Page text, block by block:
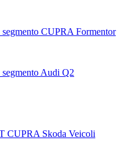
CUPRA Skoda Veicoli